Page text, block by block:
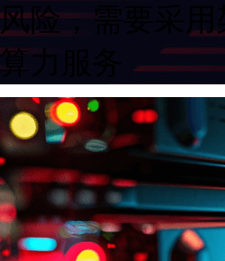
险，需要采用
力服务